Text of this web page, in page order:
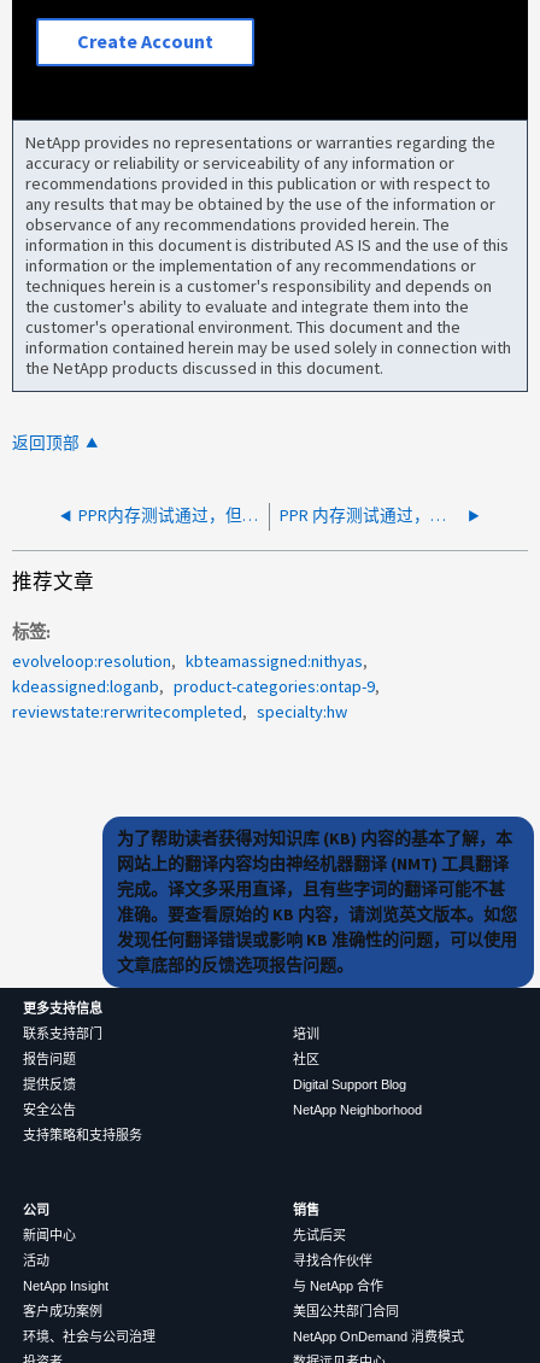
Create Account
NetApp provides no representations or warranties regarding the
accuracy or reliability or serviceability of any information or
recommendations provided in this publication or with respect to
any results that may be obtained by the use of the information or
observance of any recommendations provided herein. The
information in this document is distributed AS IS and the use of this
information or the implementation of any recommendations or
techniques herein is a customer's responsibility and depends on
the customer's ability to evaluate and integrate them into the
customer's operational environment. This document and the
information contained herein may be used solely in connection with
the NetApp products discussed in this document.
返回顶部
PPR内存测试通过，但LED故障灯保持亮起 PPR 内存测试通过，但 AFF A700s 的 LED 故障指示灯保持亮起状态
推荐文章
标签
evolveloop:resolution
kbteamassigned:nithyas
kdeassigned:loganb
product-categories:ontap-9
reviewstate:rerwritecompleted
specialty:hw
为了帮助读者获得对知识库 (KB) 内容的基本了解，本
网站上的翻译内容均由神经机器翻译 (NMT) 工具翻译
完成。译文多采用直译，且有些字词的翻译可能不甚
准确。要查看原始的 KB 内容，请浏览英文版本。如您
发现任何翻译错误或影响 KB 准确性的问题，可以使用
文章底部的反馈选项报告问题。
更多支持信息
联系支持部门
报告问题
提供反馈
安全公告
支持策略和支持服务
培训
社区
Digital Support Blog
NetApp Neighborhood
公司
新闻中心
活动
NetApp Insight
客户成功案例
环境、社会与公司治理
销售
先试后买
寻找合作伙伴
与 NetApp 合作
美国公共部门合同
NetApp OnDemand 消费模式